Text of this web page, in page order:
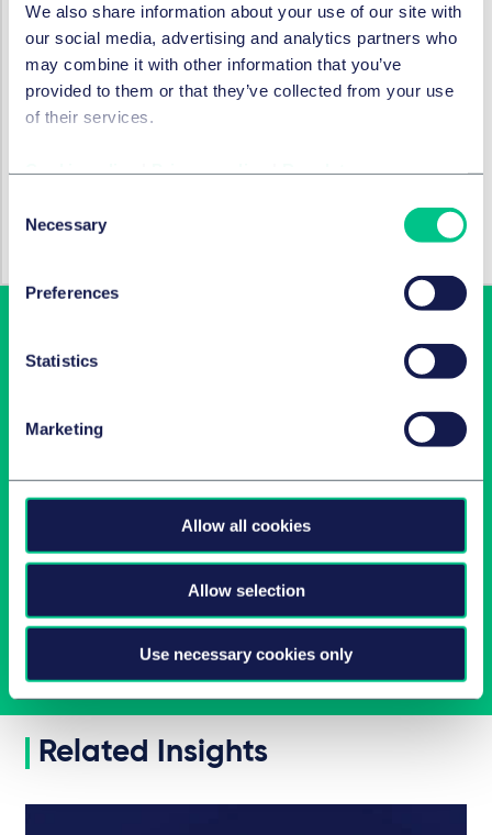
We also share information about your use of our site with
our social media, advertising and analytics partners who
may combine it with other information that you’ve
provided to them or that they’ve collected from your use
of their services.
Selection
Necessary
Preferences
Statistics
Marketing
Allow all cookies
Allow selection
Use necessary cookies only
Real Estate Commission of the Union Internationale
des Avocats. Je členem Královského institutu
diplomovaných znalců (RICS). Pravidelně se účastní
mezinárodních veletrhů pro segment nemovitostí,
jako jsou MIPIM a Expo Real.
M&A / Gesellschaftsrecht und
Kapitalmarktrecht
Newsletter-Anmeldung
Wählen Sie aus unserem Angebot Ihre Interessen aus!
Related Insights